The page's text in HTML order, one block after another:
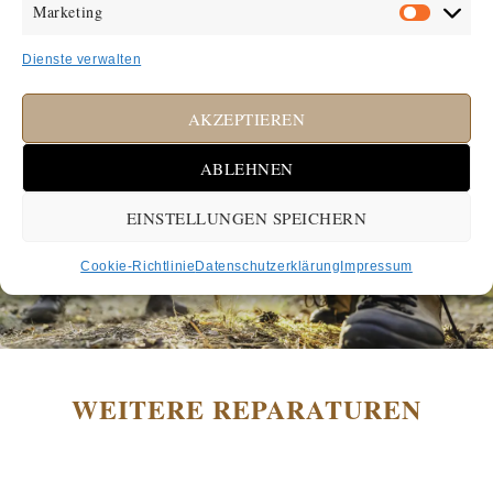
Marketing
Dienste verwalten
AKZEPTIEREN
ABLEHNEN
EINSTELLUNGEN SPEICHERN
Cookie-Richtlinie Datenschutzerklärung Impressum
WEITERE REPARATUREN